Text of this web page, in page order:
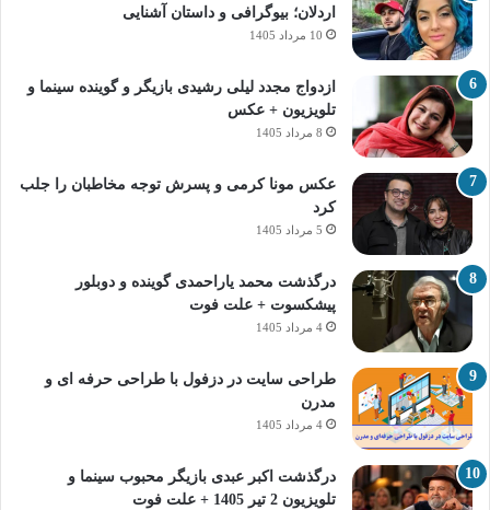
اردلان؛ بیوگرافی و داستان آشنایی
10 مرداد 1405
ازدواج مجدد لیلی رشیدی بازیگر و گوینده سینما و
تلویزیون + عکس
8 مرداد 1405
عکس مونا کرمی و پسرش توجه مخاطبان را جلب
کرد
5 مرداد 1405
درگذشت محمد یاراحمدی گوینده و دوبلور
پیشکسوت + علت فوت
4 مرداد 1405
طراحی سایت در دزفول با طراحی حرفه‌ ای و
مدرن
4 مرداد 1405
درگذشت اکبر عبدی بازیگر محبوب سینما و
تلویزیون 2 تیر 1405 + علت فوت